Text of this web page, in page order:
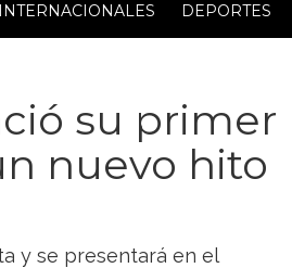
INTERNACIONALES DEPORTES
su primer
nuevo hito
y se presentará en el